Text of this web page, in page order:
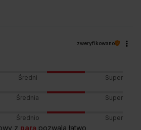
zweryfikowano
Średni
Super
Średnia
Super
Średnio Super
z parą pozwala łatwo